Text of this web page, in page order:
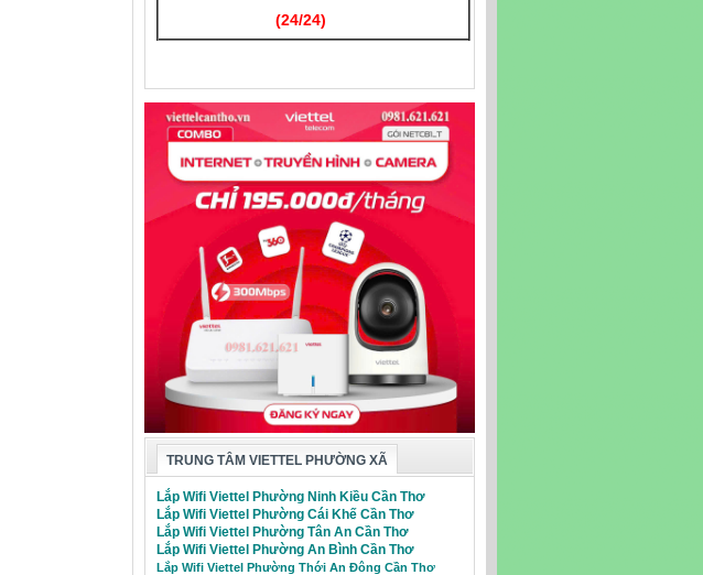
(24/24)
TRUNG TÂM VIETTEL PHƯỜNG XÃ
Lắp Wifi Viettel Phường Ninh Kiều Cần Thơ
Lắp Wifi Viettel Phường Cái Khế Cần Thơ
Lắp Wifi Viettel Phường Tân An Cần Thơ
Lắp Wifi Viettel Phường An Bình Cần Thơ
Lắp Wifi Viettel Phường Thới An Đông Cần Thơ